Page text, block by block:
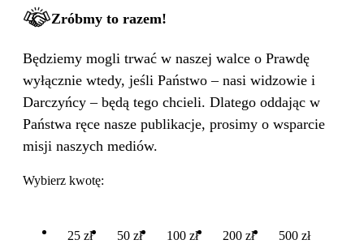
Zróbmy to razem!
Będziemy mogli trwać w naszej walce o Prawdę
wyłącznie wtedy, jeśli Państwo – nasi widzowie i
Darczyńcy – będą tego chcieli. Dlatego oddając w
Państwa ręce nasze publikacje, prosimy o wsparcie
misji naszych mediów.
Wybierz kwotę:
25 zł 50 zł 100 zł 200 zł 500 zł